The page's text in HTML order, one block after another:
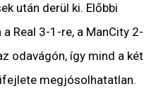
után derül ki. Előbbi
a Real 3-1-re, a ManCity 2-
odavágón, így mind a két
megjósolhatatlan.